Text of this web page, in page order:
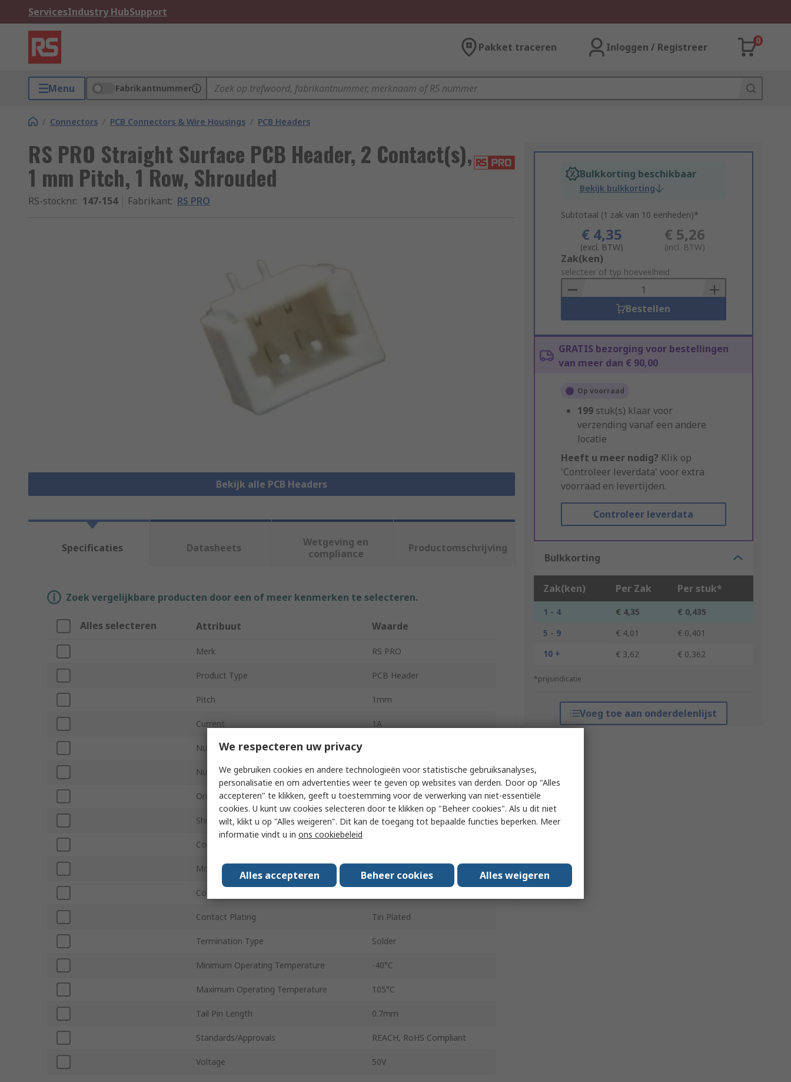
ServicesIndustry HubSupport
Pakket traceren Inloggen / Registreer
0
Menu Fabrikantnummer
/ Connectors / PCB Connectors & Wire Housings / PCB Headers
RS PRO Straight Surface PCB Header, 2 Contact(s),
1 mm Pitch, 1 Row, Shrouded
RS-stocknr.: 147-154 Fabrikant: RS PRO
Bekijk alle PCB Headers
Bulkkorting beschikbaar
Bekijk bulkkorting
Subtotaal (1 zak van 10 eenheden)*
€ 4,35
(excl. BTW)
€ 5,26
(incl. BTW)
Add
to
Basket
Zak(ken)
selecteer of typ hoeveelheid
Bestellen
GRATIS bezorging voor bestellingen
van meer dan € 90,00
Op voorraad
199 stuk(s) klaar voor
verzending vanaf een andere
locatie
Heeft u meer nodig? Klik op
'Controleer leverdata' voor extra
voorraad en levertijden.
Controleer leverdata
Bulkkorting
Zak(ken) Per Zak Per stuk*
1 - 4 € 4,35
€ 0,435
5 - 9
€ 4,01
€ 0,401
10 +
€ 3,62 € 0,362
*prijsindicatie
Voeg toe aan onderdelenlijst
Specificaties Datasheets
Wetgeving en
compliance
Productomschrijving
Zoek vergelijkbare producten door een of meer kenmerken te selecteren.
Alles selecteren Attribuut Waarde
Merk RS PRO
Product Type PCB Header
Pitch 1mm
Current 1A
Number of Contacts
Number of Rows 1
Orientation Straight
Shrouded/Unshrouded Shrouded
Connector System
Mount Type
Contact Material
Contact Plating Tin Plated
Termination Type Solder
Minimum Operating Temperature -40°C
Maximum Operating Temperature 105°C
Tail Pin Length 0.7mm
Standards/Approvals REACH, RoHS Compliant
Voltage 50V
We respecteren uw privacy
We gebruiken cookies en andere technologieën voor statistische gebruiksanalyses,
personalisatie en om advertenties weer te geven op websites van derden. Door op "Alles
accepteren" te klikken, geeft u toestemming voor de verwerking van niet-essentiële
cookies. U kunt uw cookies selecteren door te klikken op "Beheer cookies". Als u dit niet
wilt, klikt u op "Alles weigeren". Dit kan de toegang tot bepaalde functies beperken. Meer
informatie vindt u in ons cookiebeleid
Alles accepteren Beheer cookies Alles weigeren